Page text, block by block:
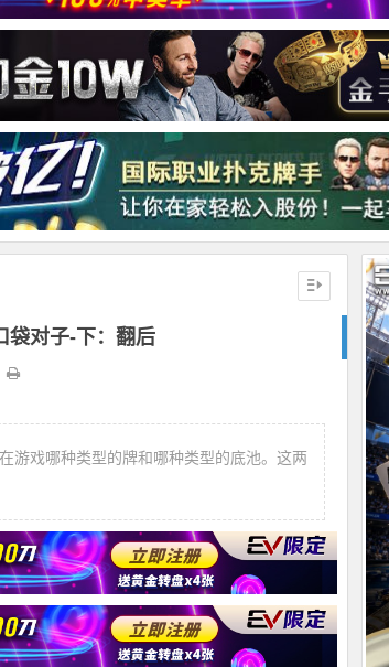
袋对子-下：翻后
游戏哪种类型的牌和哪种类型的底池。这两